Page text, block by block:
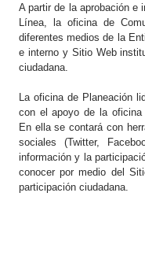
A partir de la aprobación e
Línea, la oficina de
diferentes medios de la
e interno y Sitio Web
ciudadana.
La oficina de Planeación
con el apoyo de la oficina
En ella se contará con
sociales (Twitter,
información y la
conocer por medio del
participación ciudadana.